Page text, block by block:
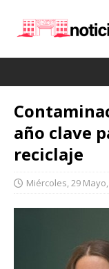
año clave
reciclaje
Miércoles, 29